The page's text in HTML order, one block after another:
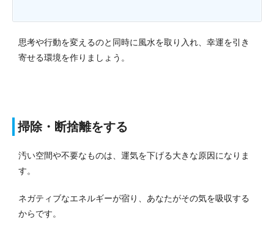
思考や行動を変えるのと同時に風水を取り入れ、幸運を引き
寄せる環境を作りましょう。
掃除・断捨離をする
汚い空間や不要なものは、運気を下げる大きな原因になりま
す。
ネガティブなエネルギーが宿り、あなたがその気を吸収する
からです。